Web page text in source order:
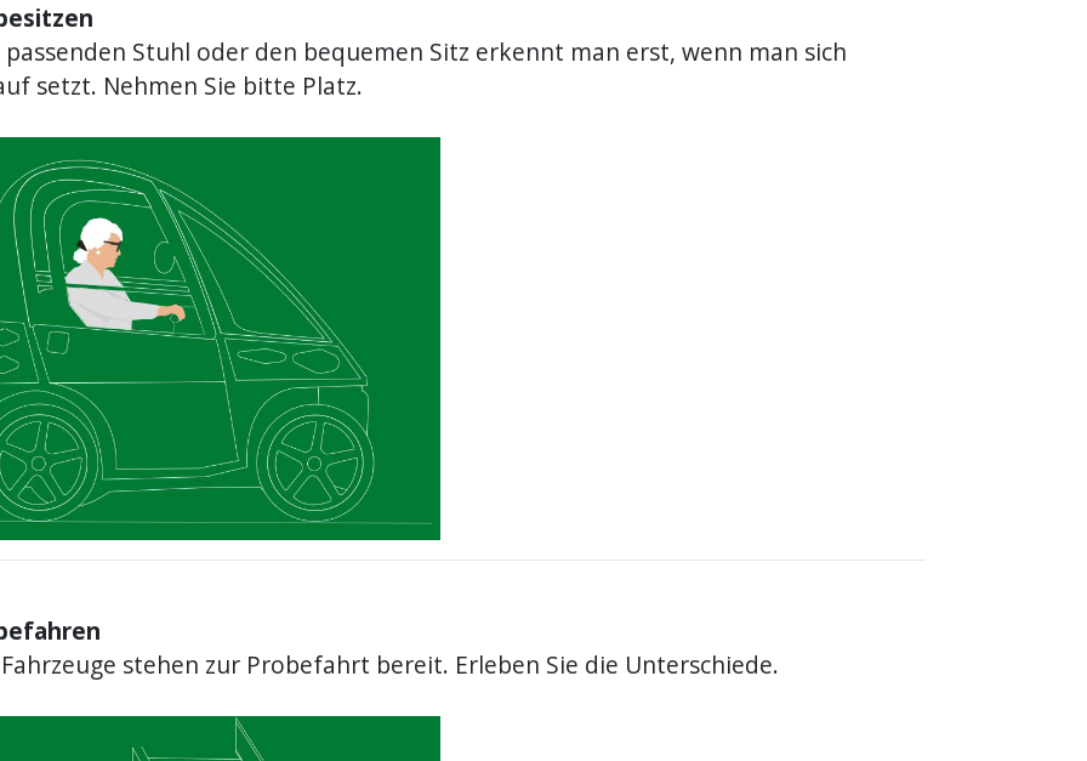
passenden Stuhl oder den bequemen Sitz erkennt man erst, wenn man sich
setzt. Nehmen Sie bitte Platz.
stehen zur Probefahrt bereit. Erleben Sie die Unterschiede.